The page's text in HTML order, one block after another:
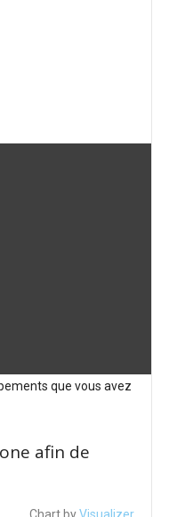
que vous avez
afin de
Chart byVisualizer